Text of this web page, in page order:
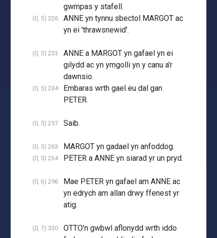
gwmpas y stafell.
(0, 5) 226
ANNE yn tynnu sbectol MARGOT ac
yn ei 'thrawsnewid'.
(0, 5) 233
ANNE a MARGOT yn gafael yn ei
gilydd ac yn ymgolli yn y canu a'r
dawnsio.
(0, 5) 234
Embaras wrth gael eu dal gan
PETER.
(0, 5) 257 Saib.
(0, 5) 263 MARGOT yn gadael yn anfoddog.
(0, 5) 264 PETER a ANNE yn siarad yr un pryd.
(0, 6) 296
Mae PETER yn gafael am ANNE ac
yn edrych am allan drwy ffenest yr
atig.
(0, 7) 330
OTTO'n gwbwl aflonydd wrth iddo